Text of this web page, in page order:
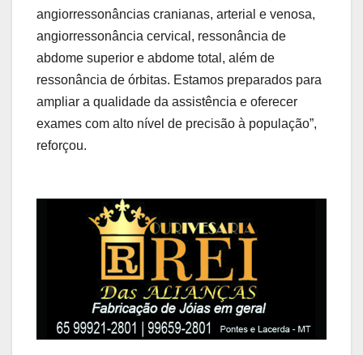
angiorressonâncias cranianas, arterial e venosa,
angiorressonância cervical, ressonância de
abdome superior e abdome total, além de
ressonância de órbitas. Estamos preparados para
ampliar a qualidade da assistência e oferecer
exames com alto nível de precisão à população”,
reforçou.